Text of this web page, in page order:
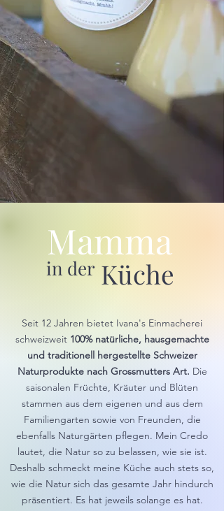
Mamma
Küche
in der
Seit 12 Jahren bietet Ivana's Einmacherei
schweizweit 100% natürliche, hausgemachte
und traditionell hergestellte Schweizer
Naturprodukte nach Grossmutters Art. Die
saisonalen Früchte, Kräuter und Blüten
stammen aus dem eigenen und aus dem
Familiengarten sowie von Freunden, die
ebenfalls Naturgärten pflegen. Mein Credo
lautet, die Natur so zu belassen, wie sie ist.
Deshalb schmeckt meine Küche auch stets so,
wie die Natur sich das gesamte Jahr hindurch
präsentiert. Es hat jeweils solange es hat.